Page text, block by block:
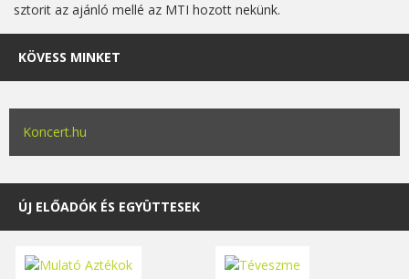
sztorit az ajánló mellé az MTI hozott nekünk.
KÖVESS MINKET
Koncert.hu
ÚJ ELŐADÓK ÉS EGYÜTTESEK